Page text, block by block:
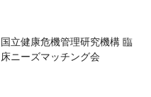
国立健康危機管理研究機構 臨
床ニーズマッチング会